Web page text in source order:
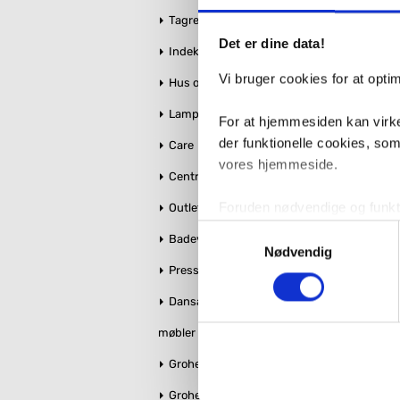
Det er dine data!
Vi bruger cookies for at
For at hjemmesiden kan
der funktionelle cookies,
vores hjemmeside.
med henblik på
VVS-Shoppen.dk bruger
Hvis du accepterer alle
imidlertid også mulighed
Nødvendig
Tagrender
Indeklima
Hus og Have
Lamper
Care
Centralstøvsuger
Outlet
Badeværelse makeover
Pressalit toiletsæder
Dansani bruseglas &
møbler
Grohe Essence
Grohe QuickFix